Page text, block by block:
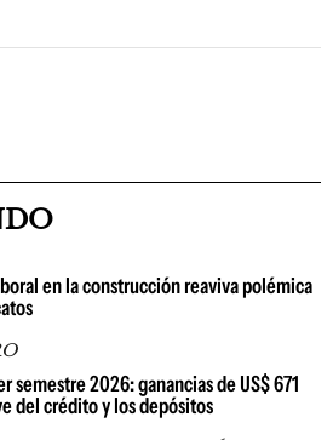
en la construcción reaviva polémica
semestre 2026: ganancias de US$ 671
del crédito y los depósitos